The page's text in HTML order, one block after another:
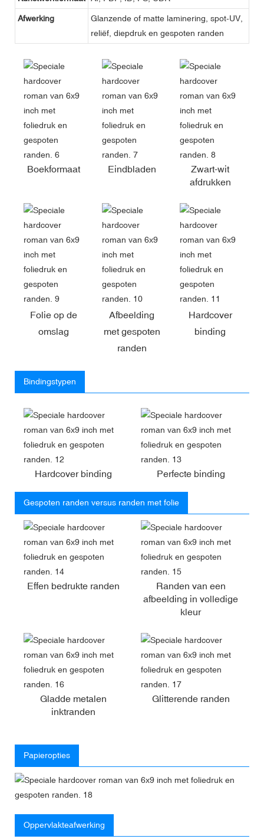
Afwerking
Glanzende of matte laminering, spot-UV,
reliëf, diepdruk en gespoten randen
Boekformaat Eindbladen
Zwart-wit
afdrukken
Folie op de
omslag
Afbeelding
met gespoten
randen
Hardcover
binding
Bindingstypen
Hardcover binding Perfecte binding
Gespoten randen versus randen met folie
Effen bedrukte randen
Randen van een
afbeelding in volledige
kleur
Gladde metalen
inktranden
Glitterende randen
Papieropties
Oppervlakteafwerking